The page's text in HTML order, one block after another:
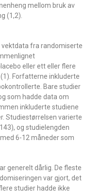
mellom bruk av
(1,2).
vektdata fra randomiserte
eller ett eller flere
Forfatterne inkluderte
Bare studier
som hadde data om
inkluderte studiene
Studiestørrelsen varierte
og studielengden
6-12 måneder som
generelt dårlig. De fleste
var gjort, det
studier hadde ikke